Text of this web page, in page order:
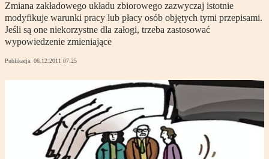
Zmiana zakładowego układu zbiorowego zazwyczaj istotnie
modyfikuje warunki pracy lub płacy osób objętych tymi przepisami.
Jeśli są one niekorzystne dla załogi, trzeba zastosować
wypowiedzenie zmieniające
Publikacja: 06.12.2011 07:25